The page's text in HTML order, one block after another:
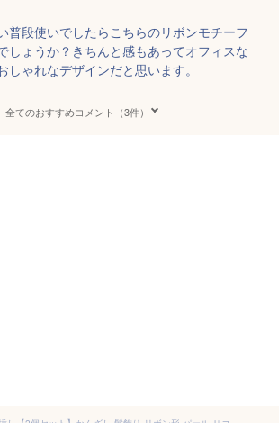
普段使いでしたらこちらのリボンモチーフ
しょうか？きちんと感もあってオフィスな
しゃれなデザインだと思います。
全てのおすすめコメント（3件）